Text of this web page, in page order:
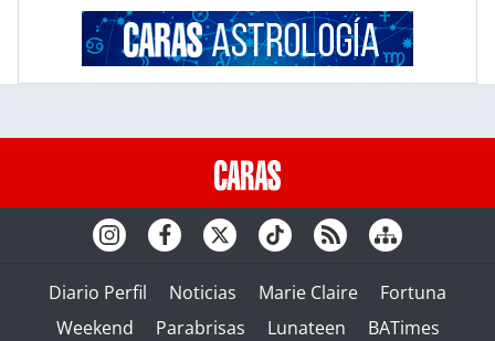
Diario Perfil Noticias Marie Claire
Fortuna
Weekend
Parabrisas Lunateen BATimes